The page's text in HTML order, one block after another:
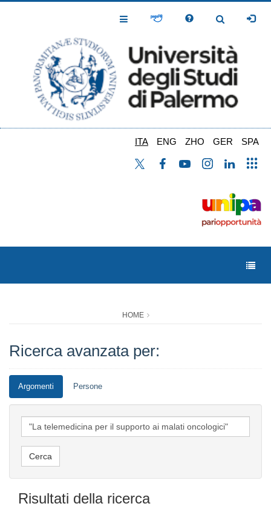
Toggle
Toggle
ITA ENG ZHO GER SPA
HOME
Ricerca avanzata per:
Argomenti Persone
Risultati della ricerca